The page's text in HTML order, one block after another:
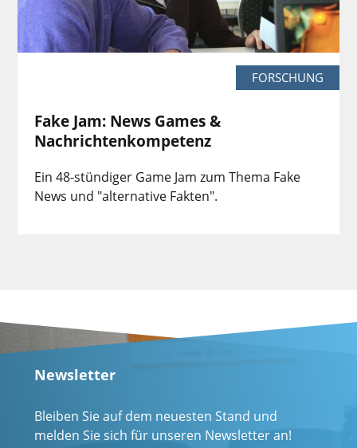
FORSCHUNG
Fake Jam: News Games &
Nachrichtenkompetenz
Ein 48-stündiger Game Jam zum Thema Fake
News und "alternative Fakten".
Newsletter
Bleiben Sie auf dem neuesten Stand und
melden Sie sich für unseren Newsletter an!